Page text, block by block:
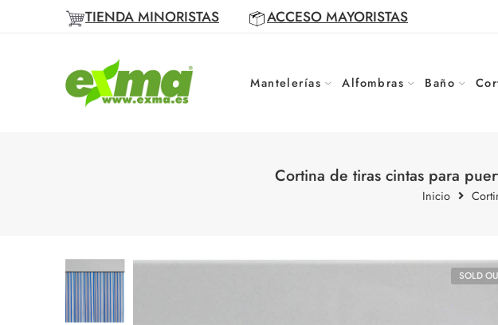
TIENDA MINORISTAS ACCESO MAYORISTAS
Mantelerías Alfombras Baño
Cortina de tiras cintas para
Inicio
SOLD